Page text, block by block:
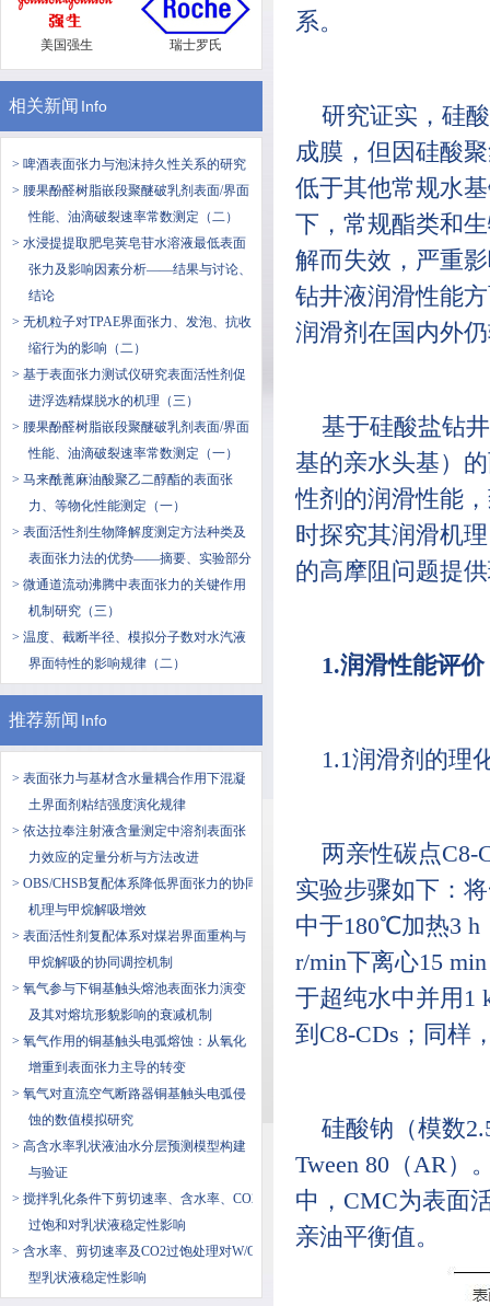
美国强生 瑞士罗氏
相关新闻 Info
> 啤酒表面张力与泡沫持久性关系的研究
> 腰果酚醛树脂嵌段聚醚破乳剂表面/界面
性能、油滴破裂速率常数测定（二）
> 水浸提提取肥皂荚皂苷水溶液最低表面
张力及影响因素分析——结果与讨论、
结论
> 无机粒子对TPAE界面张力、发泡、抗收
缩行为的影响（二）
> 基于表面张力测试仪研究表面活性剂促
进浮选精煤脱水的机理（三）
> 腰果酚醛树脂嵌段聚醚破乳剂表面/界面
性能、油滴破裂速率常数测定（一）
> 马来酰蓖麻油酸聚乙二醇酯的表面张
力、等物化性能测定（一）
> 表面活性剂生物降解度测定方法种类及
表面张力法的优势——摘要、实验部分
> 微通道流动沸腾中表面张力的关键作用
机制研究（三）
> 温度、截断半径、模拟分子数对水汽液
界面特性的影响规律（二）
推荐新闻 Info
> 表面张力与基材含水量耦合作用下混凝
土界面剂粘结强度演化规律
> 依达拉奉注射液含量测定中溶剂表面张
力效应的定量分析与方法改进
> OBS/CHSB复配体系降低界面张力的协同
机理与甲烷解吸增效
> 表面活性剂复配体系对煤岩界面重构与
甲烷解吸的协同调控机制
> 氧气参与下铜基触头熔池表面张力演变
及其对熔坑形貌影响的衰减机制
> 氧气作用的铜基触头电弧熔蚀：从氧化
增重到表面张力主导的转变
> 氧气对直流空气断路器铜基触头电弧侵
蚀的数值模拟研究
> 高含水率乳状液油水分层预测模型构建
与验证
> 搅拌乳化条件下剪切速率、含水率、CO2
过饱和对乳状液稳定性影响
> 含水率、剪切速率及CO2过饱处理对W/O
型乳状液稳定性影响
系。
研究证实，硅
成膜，但因硅酸
低于其他常规水
下，常规酯类和
解而失效，严重
钻井液润滑性能
润滑剂在国内外
基于硅酸盐钻
基的亲水头基）
性剂的润滑性能
时探究其润滑机
的高摩阻问题提
1.润滑性能评价
1.1润滑剂的理
两亲性碳点C8-
实验步骤如下：
中于180℃加热3 h
r/min下离心15
于超纯水中并用1
到C8-CDs；同样
硅酸钠（模数
Tween 80（AR）
中，CMC为表面
亲油平衡值。